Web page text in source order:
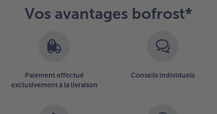
Vos avantages bofrost*
Paiement effectué
exclusivement à la livraison
Conseils individuels